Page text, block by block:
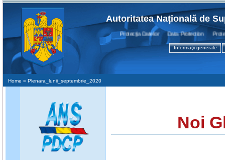
Autoritatea Naţională de
Protecţia Datelor Data Protection Protection
Informaţii generale
Home » Plenara_lunii_septembrie_2020
Noi